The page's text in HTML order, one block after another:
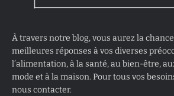
À travers notre blog, vous aurez la
meilleures réponses à vos diverses
l’alimentation, à la santé, au bien-être,
mode et à la maison. Pour tous vos
nous contacter.